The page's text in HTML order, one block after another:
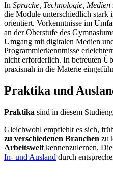
In Sprache, Technologie, Medien
die Module unterschiedlich stark
orientiert. Vorkenntnisse im
an der Oberstufe des
Umgang mit digitalen Medien
Programmierkenntnisse
nicht erforderlich. In betreuten
praxisnah in die Materie
Praktika und
Praktika sind in diesem
Gleichwohl empfiehlt es sich,
zu verschiedenen Branchen zu
Arbeitswelt kennenzulernen.
In- und Ausland durch